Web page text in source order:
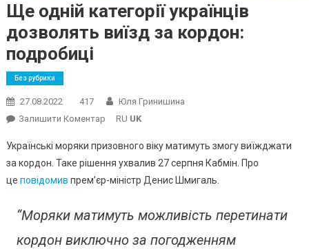
Ще одній категорії українців
дозволять виїзд за кордон:
подробиці
Без рубрики
27.08.2022 417
Юля Гринишина
Залишити КоментарOn
Одній
Категорії
Українців
Виїзд
Кордон:
RU UK
Українські моряки призовного віку матимуть змогу виїжджати
за кордон. Таке рішення ухвалив 27 серпня Кабмін. Про
це повідомив прем’єр-міністр Денис Шмигаль.
“Моряки матимуть можливість перетинати
кордон виключно за погодженням